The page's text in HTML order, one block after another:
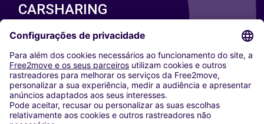
CARSHARING
NOSSAS CIDADES
Washington DC
Milan
Rome
Turin
Vienna
Berlin
Cologne